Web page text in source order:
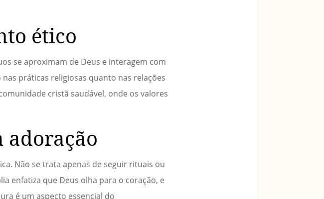
ético
se aproximam de Deus e interagem com
práticas religiosas quanto nas relações
cristã saudável, onde os valores
Não se trata apenas de seguir rituais ou
enfatiza que Deus olha para o coração, e
é um aspecto essencial do